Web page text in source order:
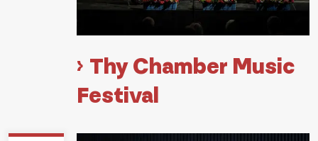
Thy Chamber Music
Festival